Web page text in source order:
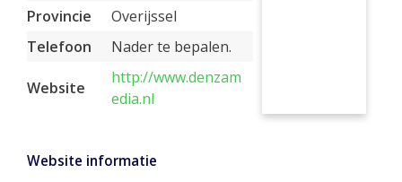
Provincie
Overijssel
Telefoon
Nader te bepalen.
Website
http://www.denzam
edia.nl
Website informatie